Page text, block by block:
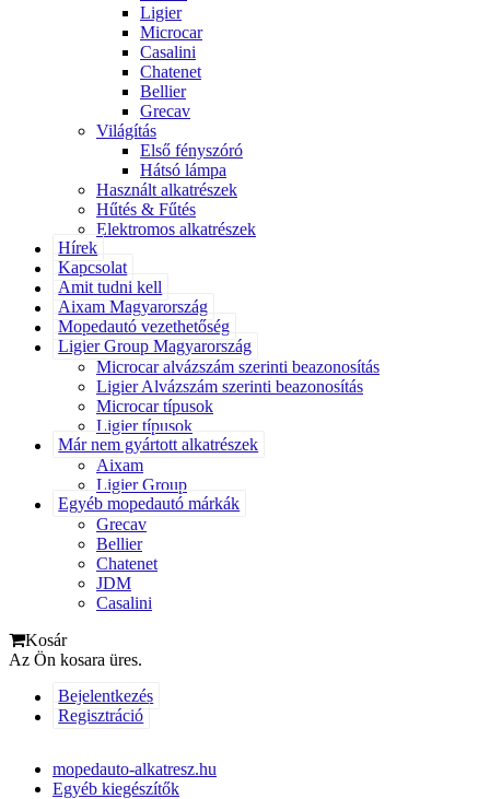
Ligier
Microcar
Casalini
Chatenet
Bellier
Grecav
Világítás
Első fényszóró
Hátsó lámpa
Használt alkatrészek
Hűtés & Fűtés
Elektromos alkatrészek
Hírek
Kapcsolat
Amit tudni kell
Aixam Magyarország
Mopedautó vezethetőség
Ligier Group Magyarország
Microcar alvázszám szerinti beazonosítás
Ligier Alvázszám szerinti beazonosítás
Microcar típusok
Ligier típusok
Már nem gyártott alkatrészek
Aixam
Ligier Group
Egyéb mopedautó márkák
Grecav
Bellier
Chatenet
JDM
Casalini
Kosár
Az Ön kosara üres.
Bejelentkezés
Regisztráció
mopedauto-alkatresz.hu
Egyéb kiegészítők